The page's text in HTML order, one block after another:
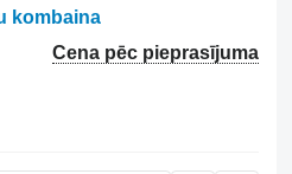
kombaina
Cena pēc pieprasījuma